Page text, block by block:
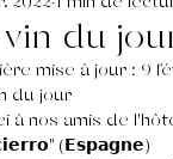
vin du
mise à jour : 9
du jour
à nos amis de
(𝗘𝘀𝗽𝗮𝗴𝗻𝗲)